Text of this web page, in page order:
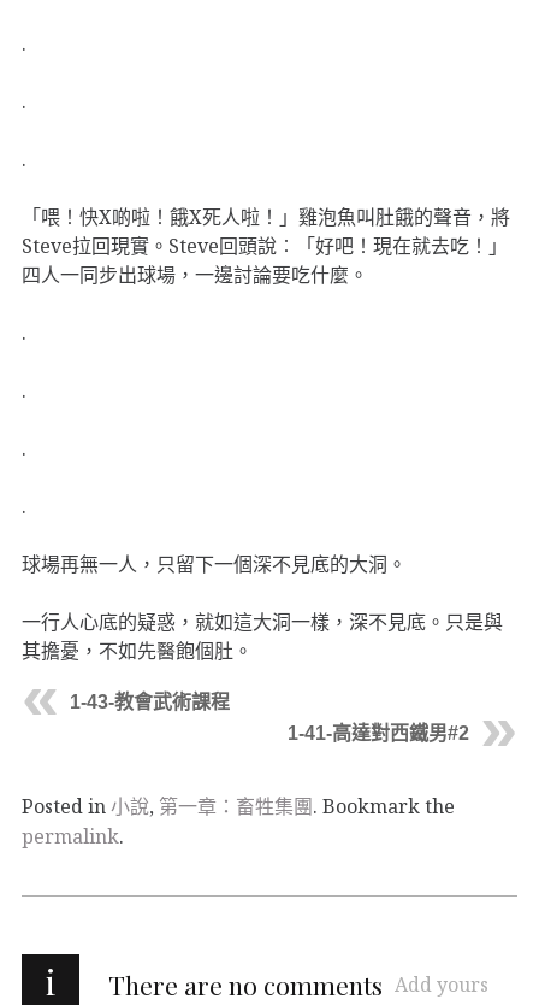
.
.
.
「喂！快X啲啦！餓X死人啦！」雞泡魚叫肚餓的聲音，將
Steve拉回現實。Steve回頭說︰「好吧！現在就去吃！」
四人一同步出球場，一邊討論要吃什麼。
.
.
.
.
球場再無一人，只留下一個深不見底的大洞。
一行人心底的疑惑，就如這大洞一樣，深不見底。只是與
其擔憂，不如先醫飽個肚。
1-43-教會武術課程
1-41-高達對西鐵男#2
Posted in小說, 第一章：畜牲集團. Bookmark the
permalink.
i There are no comments Add yours